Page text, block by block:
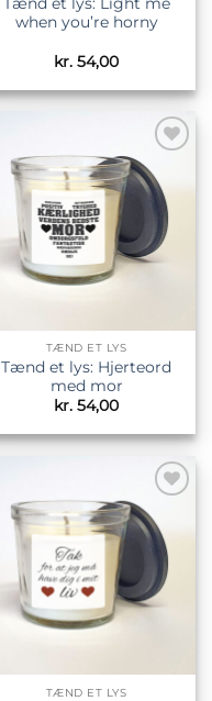
Tænd et lys: Light me
when you’re horny
kr. 54,00
Tilføj til
ønskeliste
TÆND ET LYS
Tænd et lys: Hjerteord
med mor
kr. 54,00
Tilføj til
ønskeliste
TÆND ET LYS